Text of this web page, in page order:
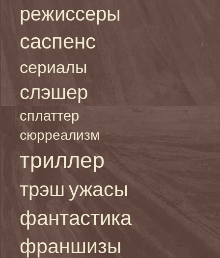
режиссеры
саспенс
сериалы
слэшер
сплаттер
сюрреализм
триллер
трэш ужасы
фантастика
франшизы